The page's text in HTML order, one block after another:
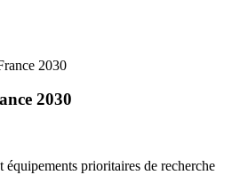
2030
2030
équipements prioritaires de recherche